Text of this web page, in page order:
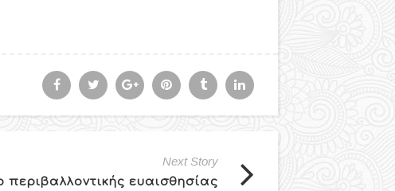
Next Story
περιβαλλοντικής ευαισθησίας